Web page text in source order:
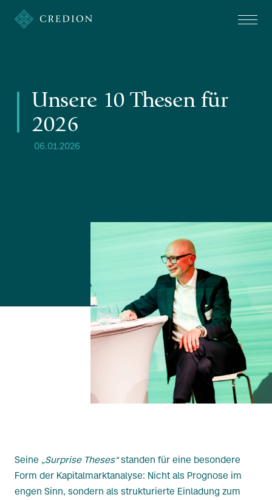
06.01.2026
Unsere 10 Thesen für
2026
Seine „Surprise Theses“standen für eine besondere
Form der Kapitalmarktanalyse: Nicht als Prognose im
engen Sinn, sondern als strukturierte Einladung zum